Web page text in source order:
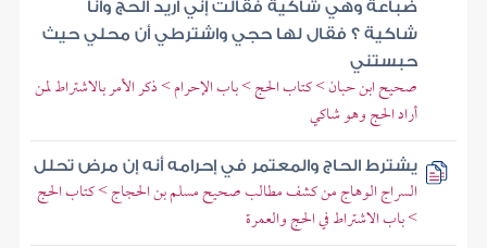
ضباعة وهي شاكية فقالت إني أريد الحج وأنا
شاكية ؟ فقال لها حجي واشترطي أن محلي حيث
حبستني
صحيح ابن حبان > كتاب الحج > باب الإحرام > ذكر الأمر بالاشتراط لمن
أراد الحج وهو شاكي
يشترط الحاج والمعتمر في إحرامه أنه إن مرض تحلل
السراج الوهاج من كشف مطالب صحيح مسلم بن الحجاج > كتاب الحج
> باب الاشتراط في الحج والعمرة